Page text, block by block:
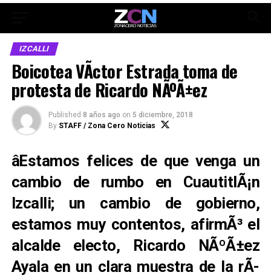
IZCALLI
Boicotea VÃ­ctor Estrada toma de
protesta de Ricardo NÃºÃ±ez
Published 8 años ago on 5 diciembre, 2018
By STAFF / Zona Cero Noticias
âEstamos felices de que venga un
cambio de rumbo en CuautitlÃ¡n
Izcalli; un cambio de gobierno,
estamos muy contentos, afirmÃ³ el
alcalde electo, Ricardo NÃºÃ±ez
Ayala en un clara muestra de la rÃ­